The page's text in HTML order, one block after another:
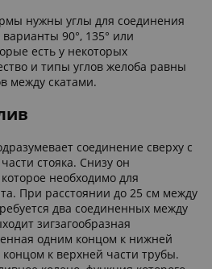
нужны углы для соединения
90°, 135° или
есть у некоторых
и типы углов желоба равны
между скатами.
соединение сверху с
стояка. Снизу он
необходимо для
При расстоянии до 25 см между
два соединенных между
зигзагообразная
одним концом к нижней
к верхней части трубы.